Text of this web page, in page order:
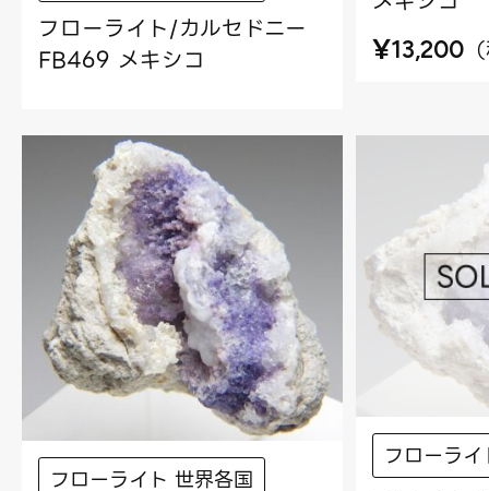
フローライト/カルセドニー
FB469 メキシコ
¥13,200 （
フローライト 世界各国
フローラ